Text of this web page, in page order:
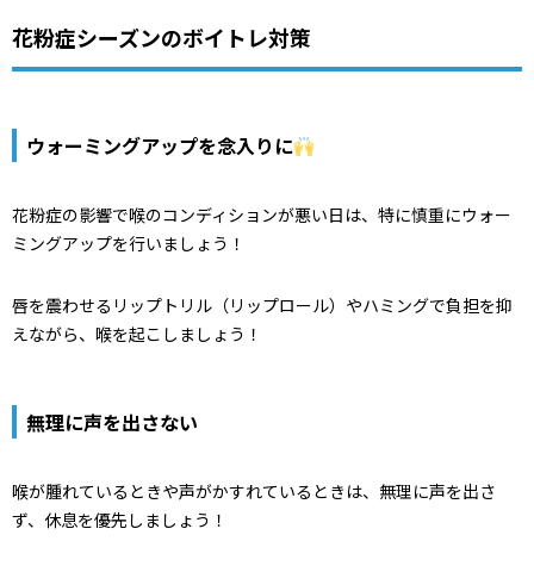
花粉症シーズンのボイトレ対策
ウォーミングアップを念入りに
花粉症の影響で喉のコンディションが悪い日は、特に慎重にウォー
ミングアップを行いましょう！
唇を震わせるリップトリル（リップロール）やハミングで負担を抑
えながら、喉を起こしましょう！
無理に声を出さない
喉が腫れているときや声がかすれているときは、無理に声を出さ
ず、休息を優先しましょう！